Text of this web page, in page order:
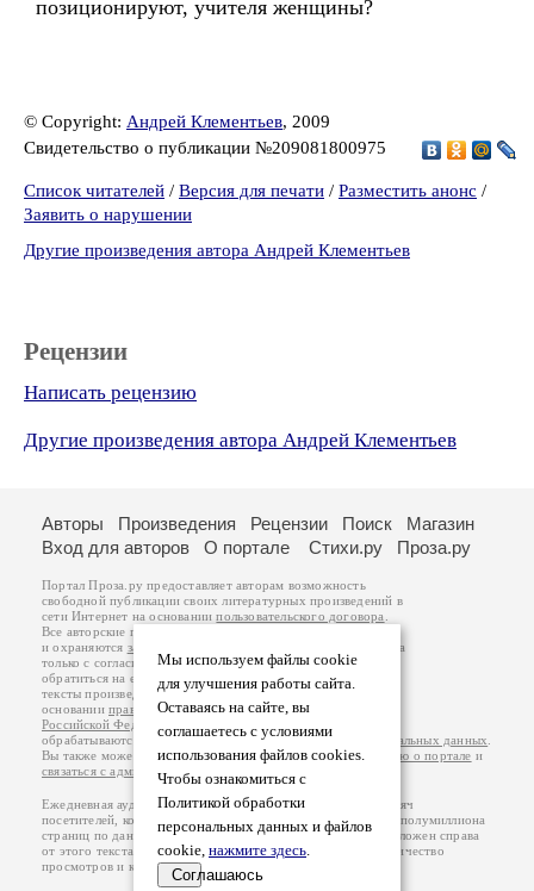
позиционируют, учителя женщины?
© Copyright: Андрей Клементьев, 2009
Свидетельство о публикации №209081800975
Список читателей / Версия для печати / Разместить анонс /
Заявить о нарушении
Другие произведения автора Андрей Клементьев
Рецензии
Написать рецензию
Другие произведения автора Андрей Клементьев
Мы используем файлы cookie
для улучшения работы сайта.
Оставаясь на сайте, вы
соглашаетесь с условиями
использования файлов cookies.
Чтобы ознакомиться с
Политикой обработки
персональных данных и файлов
cookie, нажмите здесь.
Соглашаюсь
Авторы Произведения Рецензии Поиск
Магазин
Вход для авторов
О портале Стихи.ру Проза.ру
Портал Проза.ру предоставляет авторам возможность
свободной публикации своих литературных произведений в
сети Интернет на основаниипользовательского договора
Все авторские права на произведения принадлежат авторам
и охраняются законом
. Перепечатка произведений возможна
только с согласия его автора, к которому вы можете
обратиться на его авторской странице. Ответственность за
тексты произведений авторы несут самостоятельно на
основанииправил публикацииизаконодательства
Российской Федерации
обрабатываются на основанииПолитики обработки персональных данных
Вы также можете посмотреть более подробнуюинформацию о портале и
связаться с администрацией
Ежедневная аудитория портала Проза.ру – порядка 100 тысяч
посетителей, которые в общей сумме просматривают более полумиллиона
страниц по данным счетчика посещаемости, который расположен справа
от этого текста. В каждой графе указано по две цифры: количество
просмотров и количество посетителей.